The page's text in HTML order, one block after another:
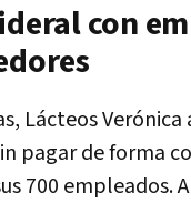
con
Lácteos
pagar de forma
700 empleados.